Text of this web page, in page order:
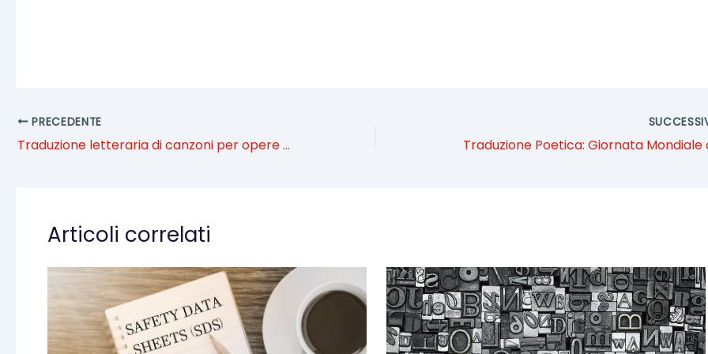
PRECEDENTE
Traduzione letteraria di canzoni per opere teatrali dal gusto musicale
Articoli correlati